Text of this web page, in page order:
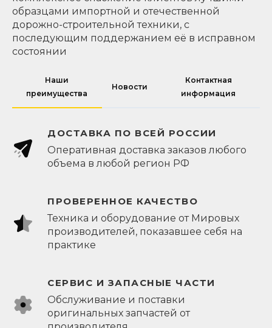
образцами импортной и отечественной
дорожно-строительной техники, с
последующим поддержанием её в исправном
состоянии
Наши
преимущества
Новости
Контактная
информация
ДОСТАВКА ПО ВСЕЙ РОССИИ
Оперативная доставка заказов любого
объема в любой регион РФ
ПРОВЕРЕННОЕ КАЧЕСТВО
Техника и оборудование от Мировых
производителей, показавшее себя на
практике
СЕРВИС И ЗАПАСНЫЕ ЧАСТИ
Обслуживание и поставки
оригинальных запчастей от